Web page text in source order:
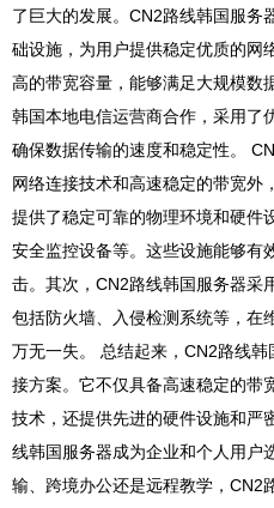
了巨大的发展。CN2路线韩国服务
础设施，为用户提供稳定优质的网
高的带宽容量，能够满足大规模数
韩国本地电信运营商合作，采用了
确保数据传输的速度和稳定性。
网络连接技术和高速稳定的带宽外
提供了稳定可靠的物理环境和硬件
安全监控设备等。这些设施能够有
击。其次，CN2路线韩国服务器采
包括防火墙、入侵检测系统等，在
万无一失。 总结起来，CN2路线
接方案。它不仅具备高速稳定的带
技术，还提供先进的硬件设施和严
线韩国服务器成为企业和个人用户
输、跨境办公还是远程教学，CN2